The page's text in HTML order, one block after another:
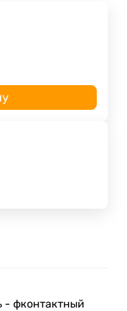
- фконтактный